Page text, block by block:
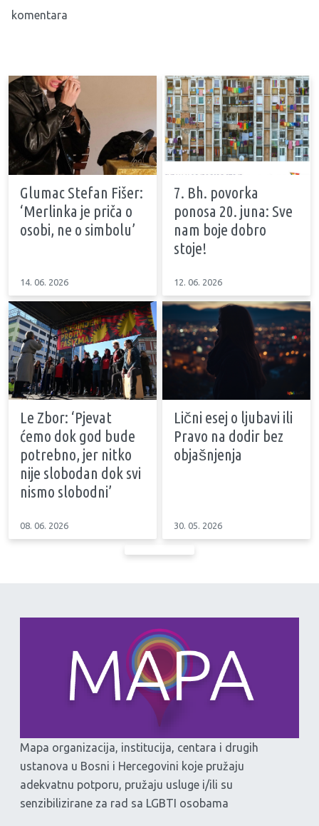
komentara
Glumac Stefan Fišer:
‘Merlinka je priča o
osobi, ne o simbolu’
14. 06. 2026
7. Bh. povorka
ponosa 20. juna: Sve
nam boje dobro
stoje!
12. 06. 2026
Le Zbor: ‘Pjevat
ćemo dok god bude
potrebno, jer nitko
nije slobodan dok svi
nismo slobodni’
08. 06. 2026
Lični esej o ljubavi ili
Pravo na dodir bez
objašnjenja
30. 05. 2026
Mapa organizacija, institucija, centara i drugih
ustanova u Bosni i Hercegovini koje pružaju
adekvatnu potporu, pružaju usluge i/ili su
senzibilizirane za rad sa LGBTI osobama